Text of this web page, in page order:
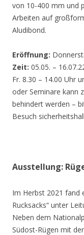
von 10-400 mm und
Arbeiten auf
Aludibond.
Eröffnung:
Zeit: 05.05. –
Fr. 8.30 – 14.00 Uhr
oder Seminare kann
behindert werden –
Besuch
Ausstellung:
Im Herbst 2021 fand
Rucksacks“ unter
Neben dem
Südost-Rügen mit